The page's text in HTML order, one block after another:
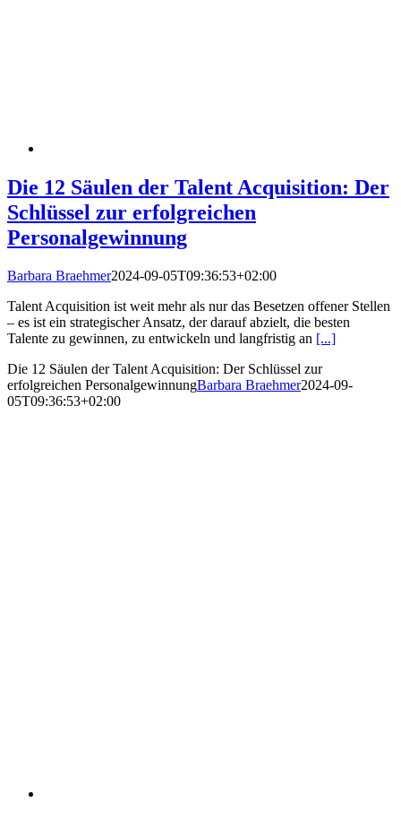
Die 12 Säulen der Talent Acquisition: Der
Schlüssel zur erfolgreichen
Personalgewinnung
Barbara Braehmer2024-09-05T09:36:53+02:00
Talent Acquisition ist weit mehr als nur das Besetzen offener Stellen
– es ist ein strategischer Ansatz, der darauf abzielt, die besten
Talente zu gewinnen, zu entwickeln und langfristig an [...]
Die 12 Säulen der Talent Acquisition: Der Schlüssel zur
erfolgreichen PersonalgewinnungBarbara Braehmer2024-09-
05T09:36:53+02:00